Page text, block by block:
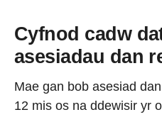
Cyfnod cadw
asesiadau dan
Mae gan bob asesiad
12 mis os na ddewisir yr